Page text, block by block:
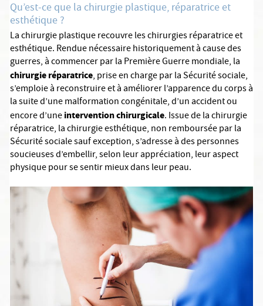
Qu’est-ce que la chirurgie plastique, réparatrice et
esthétique ?
La chirurgie plastique recouvre les chirurgies réparatrice et
esthétique. Rendue nécessaire historiquement à cause des
guerres, à commencer par la Première Guerre mondiale, la
chirurgie réparatrice, prise en charge par la Sécurité sociale,
s’emploie à reconstruire et à améliorer l’apparence du corps à
la suite d’une malformation congénitale, d’un accident ou
encore d’uneintervention chirurgicale. Issue de la chirurgie
réparatrice, la chirurgie esthétique, non remboursée par la
Sécurité sociale sauf exception, s’adresse à des personnes
soucieuses d’embellir, selon leur appréciation, leur aspect
physique pour se sentir mieux dans leur peau.